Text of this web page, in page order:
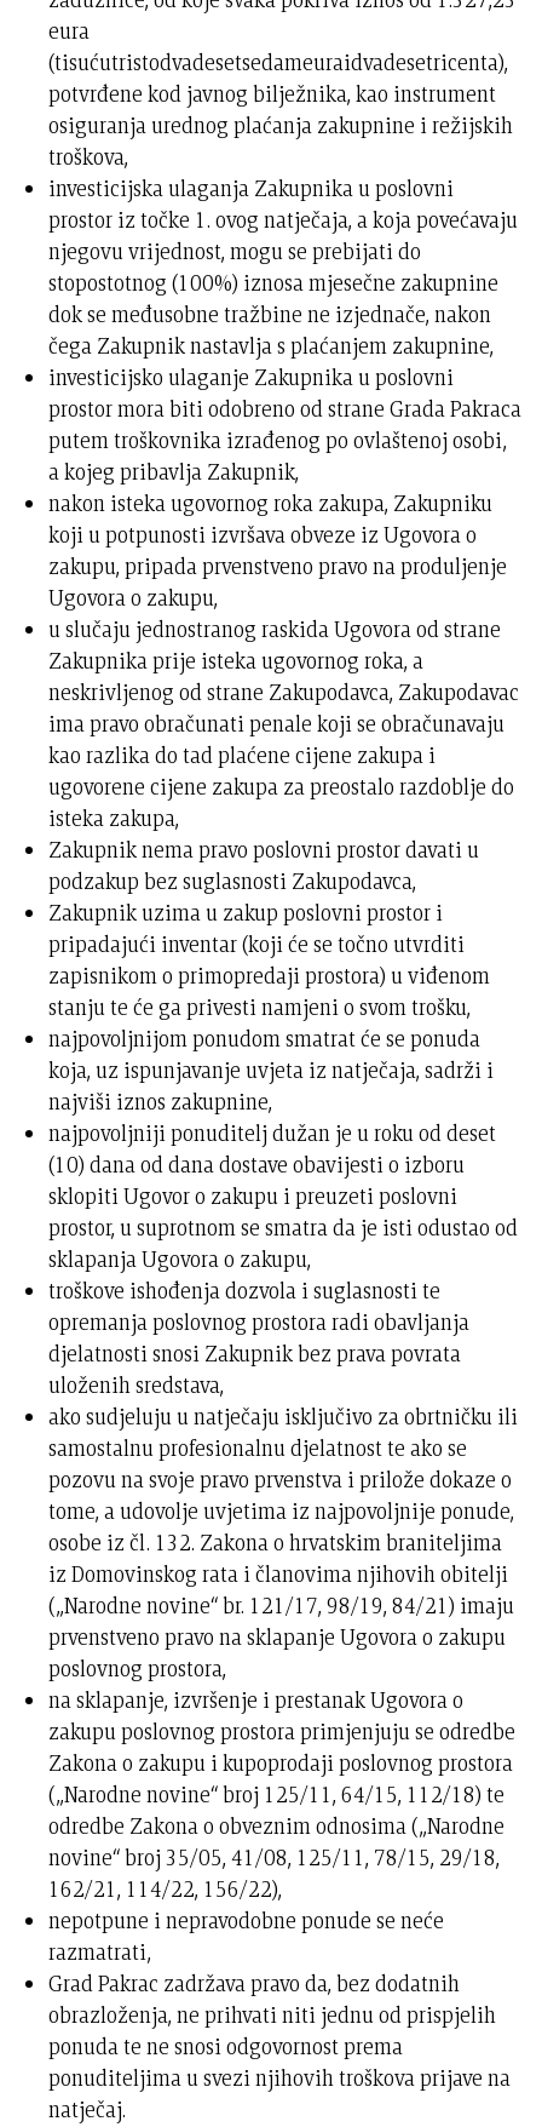
eura
(tisućutristodvadesetsedameuraidvadesetricenta),
potvrđene kod javnog bilježnika, kao instrument
osiguranja urednog plaćanja zakupnine i režijskih
troškova,
investicijska ulaganja Zakupnika u poslovni
prostor iz točke 1. ovog natječaja, a koja povećavaju
njegovu vrijednost, mogu se prebijati do
stopostotnog (100%) iznosa mjesečne zakupnine
dok se međusobne tražbine ne izjednače, nakon
čega Zakupnik nastavlja s plaćanjem zakupnine,
investicijsko ulaganje Zakupnika u poslovni
prostor mora biti odobreno od strane Grada Pakraca
putem troškovnika izrađenog po ovlaštenoj osobi,
a kojeg pribavlja Zakupnik,
nakon isteka ugovornog roka zakupa, Zakupniku
koji u potpunosti izvršava obveze iz Ugovora o
zakupu, pripada prvenstveno pravo na produljenje
Ugovora o zakupu,
u slučaju jednostranog raskida Ugovora od strane
Zakupnika prije isteka ugovornog roka, a
neskrivljenog od strane Zakupodavca, Zakupodavac
ima pravo obračunati penale koji se obračunavaju
kao razlika do tad plaćene cijene zakupa i
ugovorene cijene zakupa za preostalo razdoblje do
isteka zakupa,
Zakupnik nema pravo poslovni prostor davati u
podzakup bez suglasnosti Zakupodavca,
Zakupnik uzima u zakup poslovni prostor i
pripadajući inventar (koji će se točno utvrditi
zapisnikom o primopredaji prostora) u viđenom
stanju te će ga privesti namjeni o svom trošku,
najpovoljnijom ponudom smatrat će se ponuda
koja, uz ispunjavanje uvjeta iz natječaja, sadrži i
najviši iznos zakupnine,
najpovoljniji ponuditelj dužan je u roku od deset
(10) dana od dana dostave obavijesti o izboru
sklopiti Ugovor o zakupu i preuzeti poslovni
prostor, u suprotnom se smatra da je isti odustao od
sklapanja Ugovora o zakupu,
troškove ishođenja dozvola i suglasnosti te
opremanja poslovnog prostora radi obavljanja
djelatnosti snosi Zakupnik bez prava povrata
uloženih sredstava,
ako sudjeluju u natječaju isključivo za obrtničku ili
samostalnu profesionalnu djelatnost te ako se
pozovu na svoje pravo prvenstva i prilože dokaze o
tome, a udovolje uvjetima iz najpovoljnije ponude,
osobe iz čl. 132. Zakona o hrvatskim braniteljima
iz Domovinskog rata i članovima njihovih obitelji
(„Narodne novine“ br. 121/17, 98/19, 84/21) imaju
prvenstveno pravo na sklapanje Ugovora o zakupu
poslovnog prostora,
na sklapanje, izvršenje i prestanak Ugovora o
zakupu poslovnog prostora primjenjuju se odredbe
Zakona o zakupu i kupoprodaji poslovnog prostora
(„Narodne novine“ broj 125/11, 64/15, 112/18) te
odredbe Zakona o obveznim odnosima („Narodne
novine“ broj 35/05, 41/08, 125/11, 78/15, 29/18,
162/21, 114/22, 156/22),
nepotpune i nepravodobne ponude se neće
razmatrati,
Grad Pakrac zadržava pravo da, bez dodatnih
obrazloženja, ne prihvati niti jednu od prispjelih
ponuda te ne snosi odgovornost prema
ponuditeljima u svezi njihovih troškova prijave na
natječaj.